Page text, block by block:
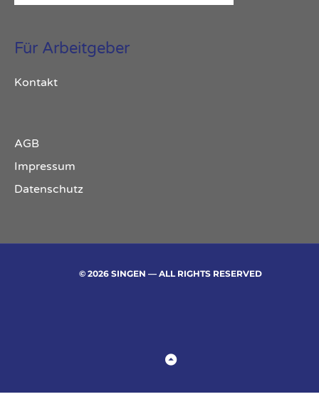
Für Arbeitgeber
Kontakt
AGB
Impressum
Datenschutz
© 2026 SINGEN — ALL RIGHTS RESERVED
Back to Top